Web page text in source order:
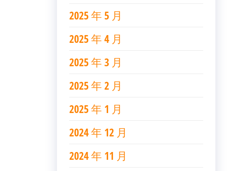
2025 年 5 月
2025 年 4 月
2025 年 3 月
2025 年 2 月
2025 年 1 月
2024 年 12 月
2024 年 11 月